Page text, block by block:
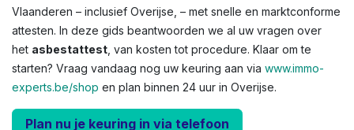
Vlaanderen – inclusief Overijse, – met snelle en marktconforme
attesten. In deze gids beantwoorden we al uw vragen over
het asbestattest , van kosten tot procedure. Klaar om te
starten? Vraag vandaag nog uw keuring aan via www.immo-
experts.be/shop en plan binnen 24 uur in Overijse.
Plan nu je keuring in via telefoon